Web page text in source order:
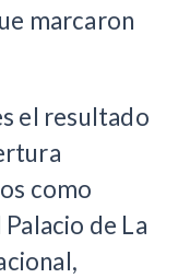
marcaron
el resultado
como
de La